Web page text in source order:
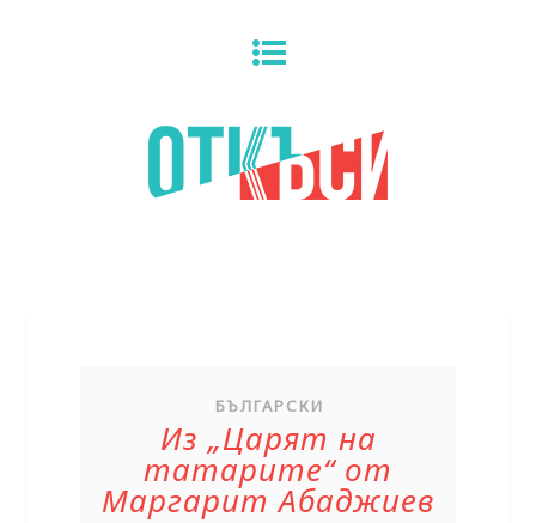
БЪЛГАРСКИ
Из „Царят на
татарите“ от
Маргарит Абаджиев